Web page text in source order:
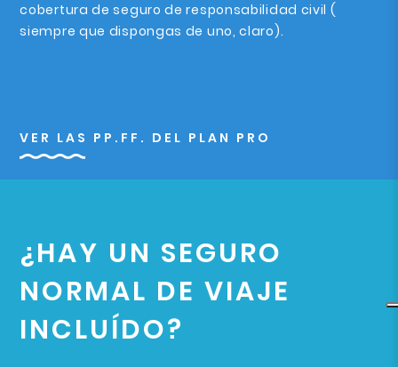
cobertura de seguro de responsabilidad civil (
siempre que dispongas de uno, claro).
VER LAS PP.FF. DEL PLAN PRO
¿HAY UN SEGURO
NORMAL DE VIAJE
INCLUÍDO?